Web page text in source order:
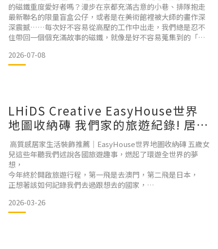
的磁鐵重度愛好者嗎？漫步在京都充滿古意的小巷、排隊抱走
最新聯名的限量盲盒公仔，或者是在美術館裡被大師的畫作深
深震撼……每次好不容易從高壓的工作中出走，我們總是忍不
住帶回一個個充滿故事的磁鐵，就像是好不容易蒐集到的「靈
歸宿往往很狼狽——順手被啪嗒貼在充滿油煙、黏糊糊的冰箱
門上，或是收進在哪個盒子裡到後來完全忘了它的存在。原本
2026-07-08
LHiDS Creative EasyHouse世界
地圖收納磚 我們家的旅遊紀錄! 居家
生活裝飾
高質感居家生活裝飾推薦｜EasyHouse世界地圖收納磚 五歲女
兒這些年聽我們述說各國旅遊趣事，燃起了環遊全世界的夢
想，
今年終於開啟旅遊行程，第一飛是去澳門，第二飛是日本，
正想著該如何記錄我們去過跟想去的國家，
磚！！不僅記錄回憶，更是延展居家收納空間的推薦好物！ 我
們家當初裝潢的時候，就把這面牆預留下來做家庭紀錄的規
2026-03-26